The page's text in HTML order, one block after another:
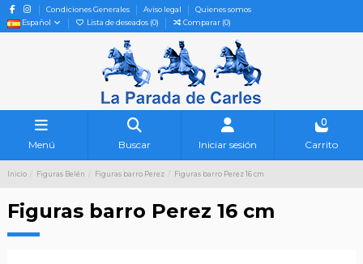
Condiciones Generales Aviso legal
Quienes somos
Español
Lista de deseados (0) Comparar (0)
Menú Buscar Iniciar sesión
0
Carrito
Inicio Figuras Belén Figuras barro Perez Figuras barro Perez 16 cm
Figuras barro Perez 16 cm